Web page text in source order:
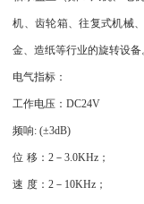
机、齿轮箱、往复式机械
金、造纸等行业的旋转设备
电气指标：
工作电压：DC24V
频响: (±3dB)
位 移：2 －3.0KHz ；
速 度：2 － 10KHz ；